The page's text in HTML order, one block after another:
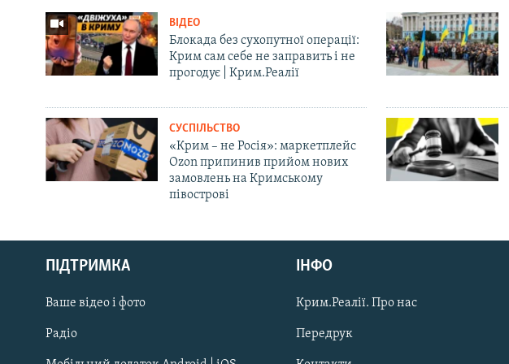
Русский
Qırımtatar
ДОЛУЧАЙСЯ!
ВІДЕО
Блокада без сухопутної операції:
Крим сам себе не заправить і не
прогодує | Крим.Реалії
СУСПІЛЬСТВО
«Крим – не Росія»: маркетплейс
Ozon припинив прийом нових
замовлень на Кримському
півострові
ПІДТРИМКА
Ваше відео і фото
Радіо
ІНФО
Крим.Реалії. Про нас
Передрук